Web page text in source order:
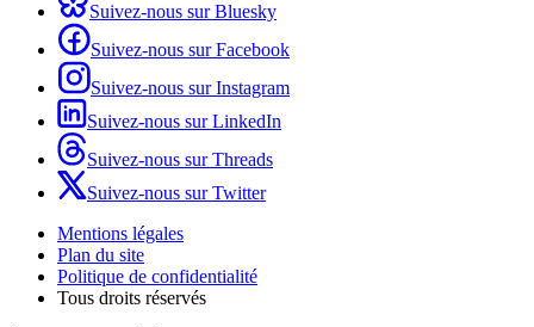
Suivez-nous sur Bluesky
Suivez-nous sur Facebook
Suivez-nous sur Instagram
Suivez-nous sur LinkedIn
Suivez-nous sur Threads
Suivez-nous sur Twitter
Mentions légales
Plan du site
Politique de confidentialité
Tous droits réservés